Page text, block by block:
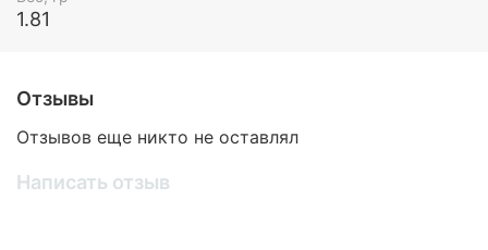
1.81
Отзывы
Отзывов еще никто не оставлял
Написать отзыв